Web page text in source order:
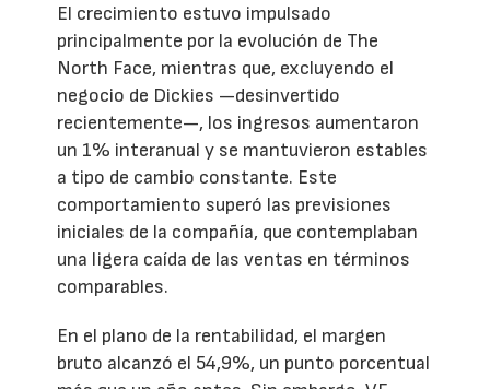
El crecimiento estuvo impulsado
principalmente por la evolución de The
North Face, mientras que, excluyendo el
negocio de Dickies —desinvertido
recientemente—, los ingresos aumentaron
un 1% interanual y se mantuvieron estables
a tipo de cambio constante. Este
comportamiento superó las previsiones
iniciales de la compañía, que contemplaban
una ligera caída de las ventas en términos
comparables.
En el plano de la rentabilidad, el margen
bruto alcanzó el 54,9%, un punto porcentual